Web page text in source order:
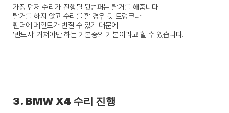
가장 먼저 수리가 진행될 뒷범퍼는 탈거를 해줍니다.
탈거를 하지 않고 수리를 할 경우 뒷 트렁크나
휀더에 페인트가 번질 수 있기 때문에
‘반드시’ 거쳐야만 하는 기본중의 기본이라고 할 수 있습니다.
3. BMW X4 수리 진행